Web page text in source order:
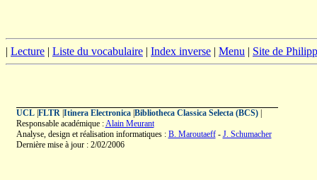
| Lecture | Liste du vocabulaire | Index inverse | Menu | Site de
UCL| FLTR| Itinera Electronica| Bibliotheca Classica Selecta (BCS)|
Responsable académique :Alain Meurant
Analyse, design et réalisation informatiques : B. Maroutaeff- J. Schumacher
Dernière mise à jour : 2/02/2006